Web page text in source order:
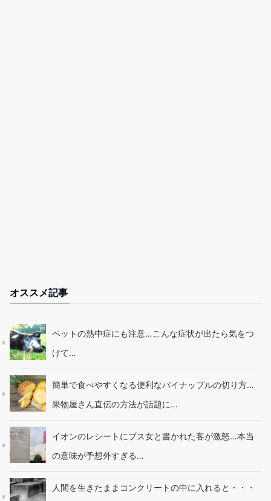
オススメ記事
ペットの熱中症にも注意…こんな症状が出たら気をつ
けて…
簡単で食べやすくなる便利なパイナップルの切り方…
果物屋さん直伝の方法が話題に…
イオンのレシートにブス女と書かれた客が激怒…本当
の意味が予想外すぎる…
人間を生きたままコンクリートの中に入れると・・・